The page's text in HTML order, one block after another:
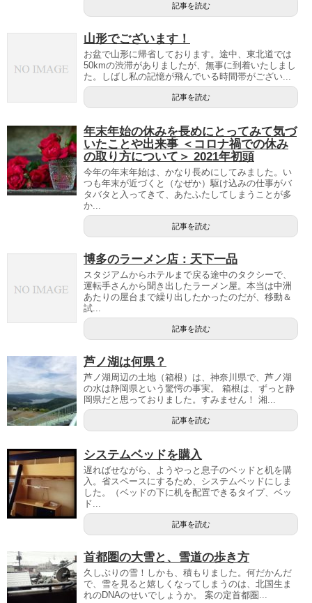
記事を読む
山形でございます！
お盆で山形に帰省しております。途中、東北道では
50kmの渋滞がありましたが、無事に到着いたしまし
た。しばし私の記憶が飛んでいる時間帯がござい...
記事を読む
年末年始の休みを長めにとってみて気づ
いたことや出来事 ＜コロナ禍での休み
の取り方について＞ 2021年初頭
今年の年末年始は、かなり長めにしてみました。い
つも年末が近づくと（なぜか）駆け込みの仕事がバ
タバタと入ってきて、あたふたしてしまうことが多
か...
記事を読む
博多のラーメン店：天下一品
スタジアムからホテルまで戻る途中のタクシーで、
運転手さんから聞き出したラーメン屋。本当は中洲
あたりの屋台まで繰り出したかったのだが、移動＆
試...
記事を読む
芦ノ湖は何県？
芦ノ湖周辺の土地（箱根）は、神奈川県で、芦ノ湖
の水は静岡県という驚愕の事実。 箱根は、ずっと静
岡県だと思っておりました。すみません！ 湘...
記事を読む
システムベッドを購入
遅ればせながら、ようやっと息子のベッドと机を購
入。省スペースにするため、システムベッドにしま
した。（ベッドの下に机を配置できるタイプ、ベッ
ド...
記事を読む
首都圏の大雪と、雪道の歩き方
久しぶりの雪！しかも、積もりました。何だかんだ
で、雪を見ると嬉しくなってしまうのは、北国生ま
れのDNAのせいでしょうか。 案の定首都圏...